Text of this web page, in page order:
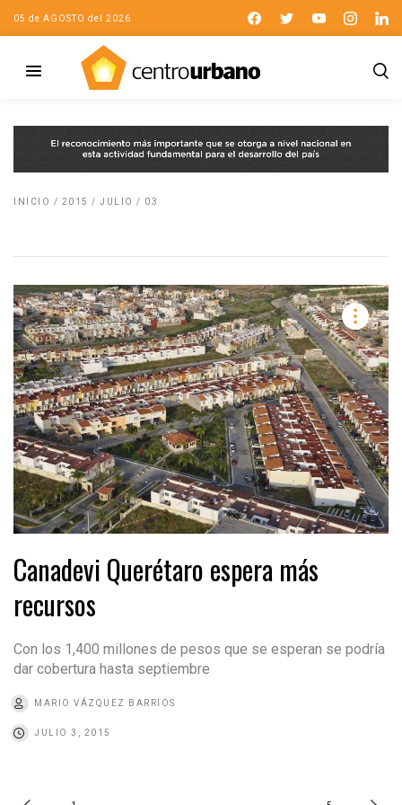
05 de AGOSTO del 2026
INICIO / 2015 / JULIO / 03
Canadevi Querétaro espera más
recursos
Con los 1,400 millones de pesos que se esperan se podría
dar cobertura hasta septiembre
MARIO VÁZQUEZ BARRIOS
JULIO 3, 2015